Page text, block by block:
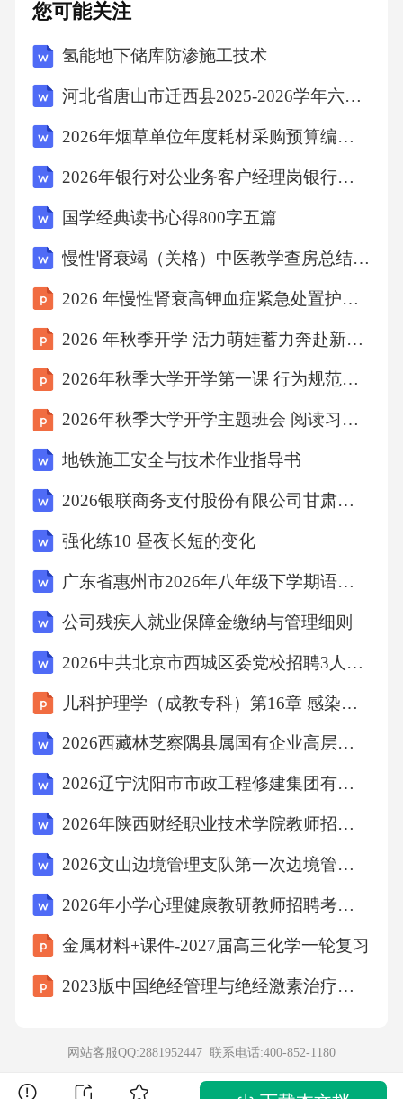
A、物体的温度升高，一定是吸收了热量
B、当物体的内能增加时，温度一定会升高
C、在质量相同的前提下，温度升高得多的物体
吸收的热量不一定多
D、当物体的内能减小时，一定是放出了热量
【答案】：C
解析A项，温度升高可能是吸收了热量，也可能
是外界对它做了功，A项错误；B项，物体的内
能增加，温度可能升高，也可能不变，B项错
误；C项，温度的变化与吸收的热量、比热容和
质量有关，因此在质量相同，比热容不确定的
定多，C项正确；D项，当物体的内能减小时，
可能是放出了热量，也可能是对外界做了功，D
项错误。故选C。
考点物理常识7、书有许多种，有的明白晓畅，
使人轻松愉悦;有的____，让人费解。而真正值
得我们阅读的往往是那些可以“磨脑子”的书。
“磨脑子”的书具有更加____的信息量和深刻的思
想内涵，往往是前人思想的____，阅历的浓
缩。填入画横线部分最恰当的一项是（）
A、艰深晦涩密集精华
B、味同嚼蜡庞大结晶
D、深奥绵长丰富沉积
您可能关注
氢能地下储库防渗施工技术
河北省唐山市迁西县2025-2026学年六年级下学期期末质量检测语文试题（文字版含答案）
2026年烟草单位年度耗材采购预算编制专员烟草公司招聘考试笔试试题（含答案）
2026年银行对公业务客户经理岗银行招聘考试笔试试题（含答案）
国学经典读书心得800字五篇
慢性肾衰竭（关格）中医教学查房总结2026
2026 年慢性肾衰高钾血症紧急处置护理个案
2026 年秋季开学 活力萌娃蓄力奔赴新学期
2026年秋季大学开学第一课 行为规范与校规校纪
2026年秋季大学开学主题班会 阅读习惯培养策略课件
地铁施工安全与技术作业指导书
2026银联商务支付股份有限公司甘肃分公司招聘备考题库有答案详解
强化练10 昼夜长短的变化
广东省惠州市2026年八年级下学期语文期末试卷附答案
公司残疾人就业保障金缴纳与管理细则
2026中共北京市西城区委党校招聘3人备考题库及答案详解参考
儿科护理学（成教专科）第16章 感染疾病患儿护理
2026西藏林芝察隅县属国有企业高层管理人员的3人备考题库及1套参考答案详解
2026辽宁沈阳市市政工程修建集团有限公司招聘7人笔试模拟试题及答案详解
2026年陕西财经职业技术学院教师招聘（39人）笔试备考题库及答案详解
2026文山边境管理支队第一次边境管控专职辅警招聘（120人）考试备考题库及答案详解
2026年小学心理健康教研教师招聘考试笔试试题【含答案】
金属材料+课件-2027届高三化学一轮复习
2023版中国绝经管理与绝经激素治疗指南解读课件
网站客服QQ:2881952447 联系电话:400-852-1180